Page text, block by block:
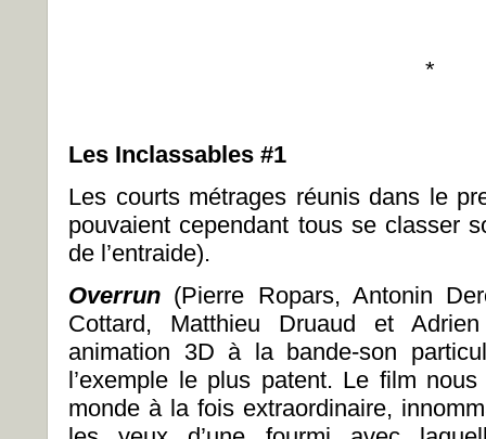
*
Les Inclassables #1
Les courts métrages réunis dans le
pouvaient cependant tous se classer
de l’entraide).
Overrun (Pierre Ropars, Antonin
Cottard, Matthieu Druaud et
animation 3D à la bande-son
l’exemple le plus patent. Le film
monde à la fois extraordinaire,